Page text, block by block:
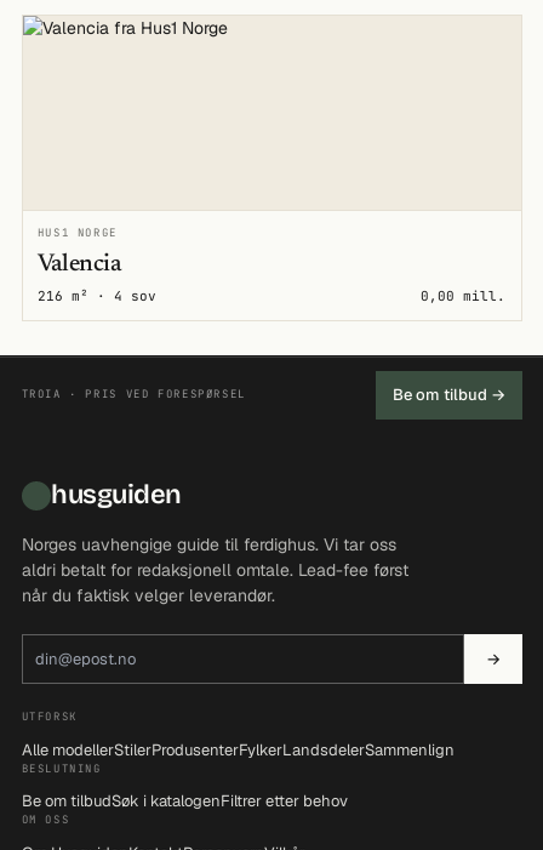
HUS1 NORGE
Valencia
216 m² · 4 sov 0,00 mill.
TROIA · PRIS VED FORESPØRSEL Be om tilbud →
husguiden
Norges uavhengige guide til ferdighus. Vi tar oss
aldri betalt for redaksjonell omtale. Lead-fee først
når du faktisk velger leverandør.
→
UTFORSK
Alle modellerStilerProdusenterFylkerLandsdelerSammenlign
BESLUTNING
Be om tilbudSøk i katalogenFiltrer etter behov
OM OSS